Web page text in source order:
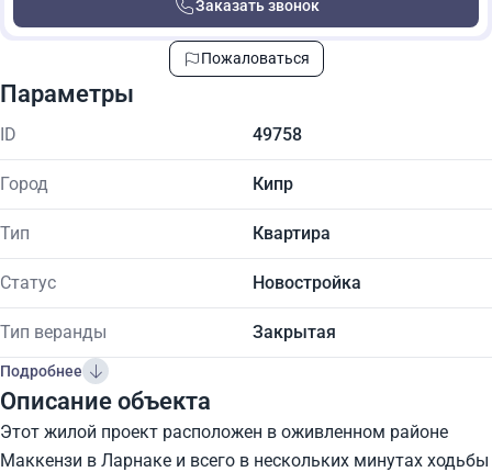
Заказать звонок
Пожаловаться
Параметры
ID 49758
Город Кипр
Тип Квартира
Статус Новостройка
Тип веранды Закрытая
Подробнее
Описание объекта
Этот жилой проект расположен в оживленном районе
Маккензи в Ларнаке и всего в нескольких минутах ходьбы